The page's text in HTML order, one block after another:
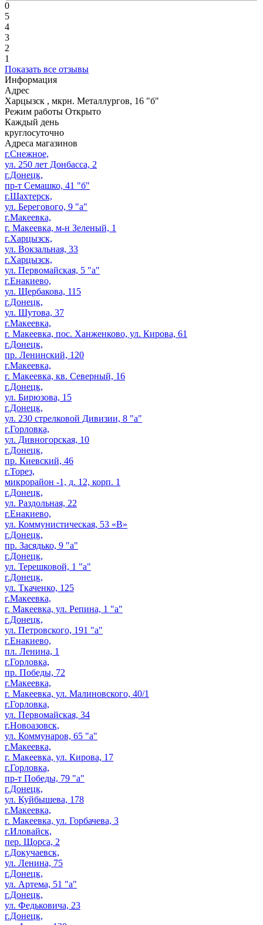
0
5
4
3
2
1
Показать все отзывы
Информация
Адрес
Харцызск , мкрн. Металлургов, 16 "б"
Режим работы Открыто
Каждый день
круглосуточно
Адреса магазинов
г.Снежное,
ул. 250 лет Донбасса, 2
г.Донецк,
пр-т Семашко, 41 "б"
г.Шахтерск,
ул. Берегового, 9 "а"
г.Макеевка,
г. Макеевка, м-н Зеленый, 1
г.Харцызск,
ул. Вокзальная, 33
г.Харцызск,
ул. Первомайская, 5 "а"
г.Енакиево,
ул. Щербакова, 115
г.Донецк,
ул. Шутова, 37
г.Макеевка,
г. Макеевка, пос. Ханженково, ул. Кирова, 61
г.Донецк,
пр. Ленинский, 120
г.Макеевка,
г. Макеевка, кв. Северный, 16
г.Донецк,
ул. Бирюзова, 15
г.Донецк,
ул. 230 стрелковой Дивизии, 8 "а"
г.Горловка,
ул. Дивногорская, 10
г.Донецк,
пр. Киевский, 46
г.Торез,
микрорайон -1, д. 12, корп. 1
г.Донецк,
ул. Раздольная, 22
г.Енакиево,
ул. Коммунистическая, 53 «В»
г.Донецк,
пр. Засядько, 9 "а"
г.Донецк,
ул. Терешковой, 1 "а"
г.Донецк,
ул. Ткаченко, 125
г.Макеевка,
г. Макеевка, ул. Репина, 1 "а"
г.Донецк,
ул. Петровского, 191 "а"
г.Енакиево,
пл. Ленина, 1
г.Горловка,
пр. Победы, 72
г.Макеевка,
г. Макеевка, ул. Малиновского, 40/1
г.Горловка,
ул. Первомайская, 34
г.Новоазовск,
ул. Коммунаров, 65 "а"
г.Макеевка,
г. Макеевка, ул. Кирова, 17
г.Горловка,
пр-т Победы, 79 "а"
г.Донецк,
ул. Куйбышева, 178
г.Макеевка,
г. Макеевка, ул. Горбачева, 3
г.Иловайск,
пер. Щорса, 2
г.Докучаевск,
ул. Ленина, 75
г.Донецк,
ул. Артема, 51 "а"
г.Донецк,
ул. Федьковича, 23
г.Донецк,